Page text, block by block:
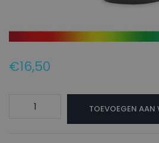
€16,50
VOLKSWAGEN
TOEVOEGEN AAN